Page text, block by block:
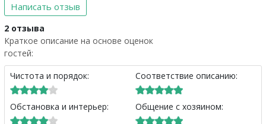
Написать отзыв
2 отзыва
Краткое описание на основе оценок
гостей:
Чистота и порядок:
Обстановка и интерьер:
Соответствие описанию:
Общение с хозяином: